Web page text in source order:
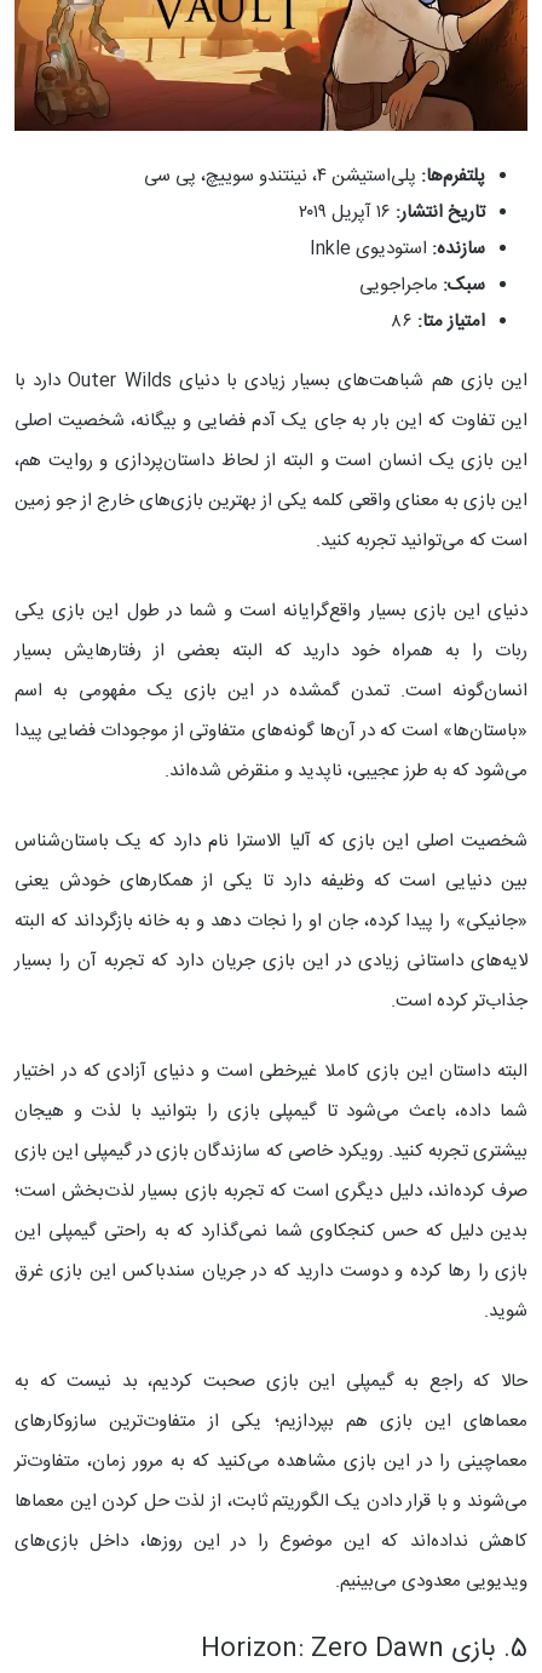
پلتفرم‌ها: پلی‌استیشن ۴، نینتندو سوییچ، پی سی
تاریخ انتشار: ۱۶ آپریل ۲۰۱۹
سازنده: استودیوی Inkle
سبک: ماجراجویی
امتیاز متا: ۸۶
این بازی هم شباهت‌های بسیار زیادی با دنیای Outer Wilds دارد با
این تفاوت که این بار به جای یک آدم فضایی و بیگانه، شخصیت اصلی
این بازی یک انسان است و البته از لحاظ داستان‌پردازی و روایت هم،
این بازی به معنای واقعی کلمه یکی از بهترین بازی‌های خارج از جو زمین
است که می‌توانید تجربه کنید.
دنیای این بازی بسیار واقع‌گرایانه است و شما در طول این بازی یکی
ربات را به همراه خود دارید که البته بعضی از رفتارهایش بسیار
انسان‌گونه است. تمدن گمشده در این بازی یک مفهومی به اسم
«باستان‌ها» است که در آن‌ها گونه‌های متفاوتی از موجودات فضایی پیدا
می‌شود که به طرز عجیبی، ناپدید و منقرض شده‌اند.
شخصیت اصلی این بازی که آلیا الاسترا نام دارد که یک باستان‌شناس
بین دنیایی است که وظیفه دارد تا یکی از همکارهای خودش یعنی
«جانیکی» را پیدا کرده، جان او را نجات دهد و به خانه بازگرداند که البته
لایه‌های داستانی زیادی در این بازی جریان دارد که تجربه آن را بسیار
جذاب‌تر کرده است.
البته داستان این بازی کاملا غیرخطی است و دنیای آزادی که در اختیار
شما داده، باعث می‌شود تا گیمپلی بازی را بتوانید با لذت و هیجان
بیشتری تجربه کنید. رویکرد خاصی که سازندگان بازی در گیمپلی این بازی
صرف کرد‌ه‌اند، دلیل دیگری است که تجربه بازی بسیار لذت‌بخش‌ است؛
بدین دلیل که حس کنجکاوی شما نمی‌گذارد که به راحتی گیمپلی این
بازی را رها کرده و دوست دارید که در جریان سندباکس این بازی غرق
شوید.
حالا که راجع به گیمپلی این بازی صحبت کردیم،‌ بد نیست که به
معماهای این بازی هم بپردازیم؛ یکی از متفاوت‌ترین سازوکارهای
معماچینی را در این بازی مشاهده می‌کنید که به مرور زمان، متفاوت‌تر
می‌شوند و با قرار دادن یک الگوریتم ثابت، از لذت حل کردن این معماها
کاهش نداده‌اند که این موضوع را در این روزها، داخل بازی‌های
ویدیویی معدودی می‌بینیم.
5. بازی Horizon: Zero Dawn